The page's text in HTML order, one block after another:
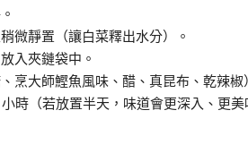
微靜置（讓白菜釋出水分）。
入夾鏈袋中。
烹大師鰹魚風味、醋、真昆布、乾辣椒
時（若放置半天，味道會更深入、更美